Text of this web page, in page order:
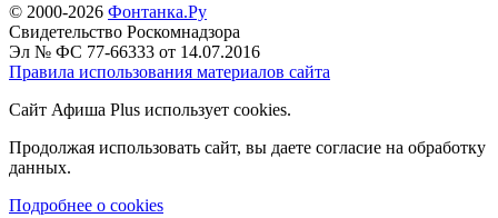
© 2000-2026 Фонтанка.Ру
Свидетельство Роскомнадзора
Эл № ФС 77-66333 от 14.07.2016
Правила использования материалов сайта
Сайт Афиша Plus использует cookies.
Продолжая использовать сайт, вы даете согласие на обработку
данных.
Подробнее о cookies